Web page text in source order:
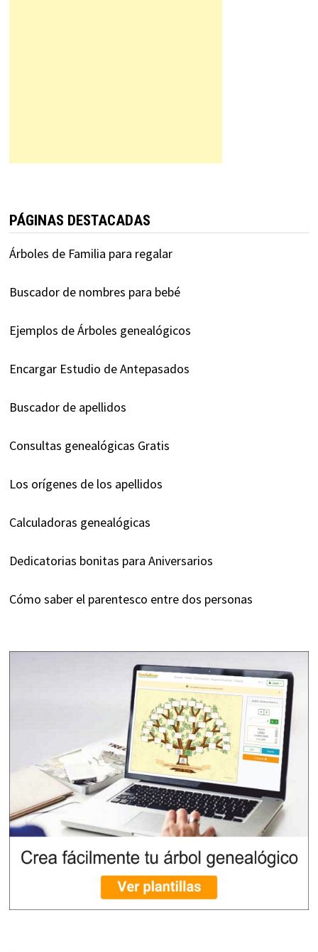
PÁGINAS DESTACADAS
Árboles de Familia para regalar
Buscador de nombres para bebé
Ejemplos de Árboles genealógicos
Encargar Estudio de Antepasados
Buscador de apellidos
Consultas genealógicas Gratis
Los orígenes de los apellidos
Calculadoras genealógicas
Dedicatorias bonitas para Aniversarios
Cómo saber el parentesco entre dos personas